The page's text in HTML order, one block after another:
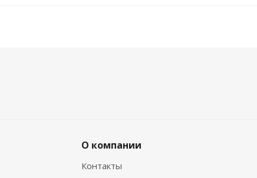
О компании
Контакты